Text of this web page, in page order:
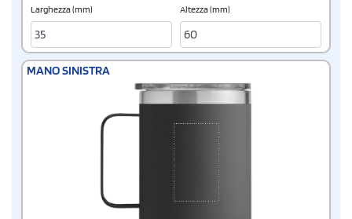
Larghezza (mm) Altezza (mm)
MANO SINISTRA